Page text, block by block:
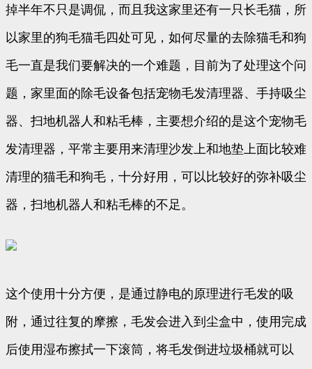
掉半年不只是调侃，而且我这家里还有一只长毛猫，所
以家里的狗毛猫毛四处可见，如何尽量的去除猫毛和狗
毛一直是我们要解决的一个难题，目前为了处理这个问
题，家里面的除毛设备包括宠物毛发清理器、手持吸尘
器、扫地机器人和粘毛棒，主要想介绍的是这个宠物毛
发清理器，平常主要用来清理沙发上和地垫上面比较难
清理的猫毛和狗毛，十分好用，可以比较好的弥补吸尘
器，扫地机器人和粘毛棒的不足。
这个使用十分方便，是通过静电的原理进行毛发的吸
附，通过往复的摩擦，毛发会进入到尘盒中，使用完成
后使用湿布擦拭一下滚筒，将毛发倒进垃圾桶就可以